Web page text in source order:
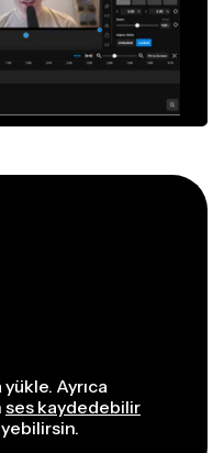
Ayrıca
ses kaydedebilir